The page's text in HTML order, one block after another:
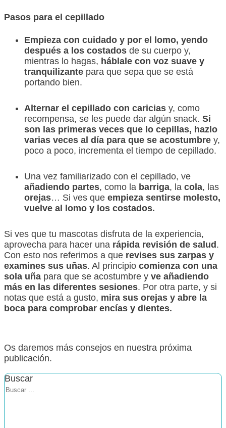
Pasos para el cepillado
Empieza con cuidado y por el lomo, yendo
después a los costados de su cuerpo y,
mientras lo hagas, háblale con voz suave y
tranquilizante para que sepa que se está
portando bien.
Alternar el cepillado con caricias y, como
recompensa, se les puede dar algún snack. Si
son las primeras veces que lo cepillas, hazlo
varias veces al día para que se acostumbre y,
poco a poco, incrementa el tiempo de cepillado.
Una vez familiarizado con el cepillado, ve
añadiendo partes, como la barriga, la cola, las
orejas… Si ves que empieza sentirse molesto,
vuelve al lomo y los costados.
Si ves que tu mascotas disfruta de la experiencia,
aprovecha para hacer una rápida revisión de salud.
Con esto nos referimos a que revises sus zarpas y
examines sus uñas. Al principio comienza con una
sola uña para que se acostumbre y ve añadiendo
más en las diferentes sesiones. Por otra parte, y si
notas que está a gusto, mira sus orejas y abre la
boca para comprobar encías y dientes.
Os daremos más consejos en nuestra próxima
publicación.
Buscar